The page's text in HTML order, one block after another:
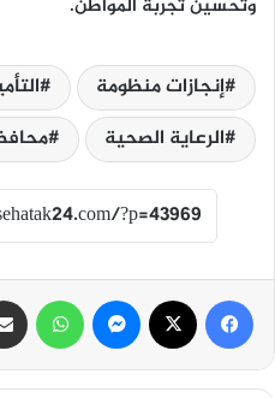
وتحسين تجربة المواطن.
إنجازات منظومة
الرعاية الصحية
فيسبوك ماسنجر